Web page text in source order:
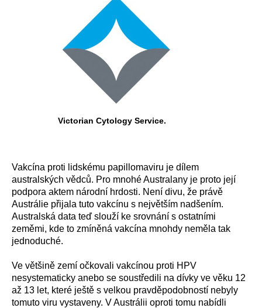
Victorian Cytology Service.
Vakcína proti lidskému papillomaviru je dílem
australských vědců. Pro mnohé Australany je proto její
podpora aktem národní hrdosti. Není divu, že právě
Austrálie přijala tuto vakcínu s největším nadšením.
Australská data teď slouží ke srovnání s ostatními
zeměmi, kde to zmíněná vakcína mnohdy neměla tak
jednoduché.
Ve většině zemí očkovali vakcínou proti HPV
nesystematicky anebo se soustředili na dívky ve věku 12
až 13 let, které ještě s velkou pravděpodobností nebyly
tomuto viru vystaveny. V Austrálii oproti tomu nabídli